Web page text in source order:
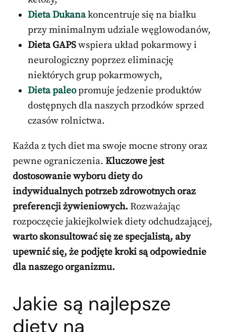
Dieta Dukanakoncentruje się na białku
przy minimalnym udziale węglowodanów,
Dieta GAPSwspiera układ pokarmowy i
neurologiczny poprzez eliminację
niektórych grup pokarmowych,
Dieta paleopromuje jedzenie produktów
dostępnych dla naszych przodków sprzed
czasów rolnictwa.
Każda z tych diet ma swoje mocne strony oraz
pewne ograniczenia. Kluczowe jest
dostosowanie wyboru diety do
indywidualnych potrzeb zdrowotnych oraz
preferencji żywieniowych. Rozważając
rozpoczęcie jakiejkolwiek diety odchudzającej,
warto skonsultować się ze specjalistą, aby
upewnić się, że podjęte kroki są odpowiednie
dla naszego organizmu.
Jakie są najlepsze
diety na